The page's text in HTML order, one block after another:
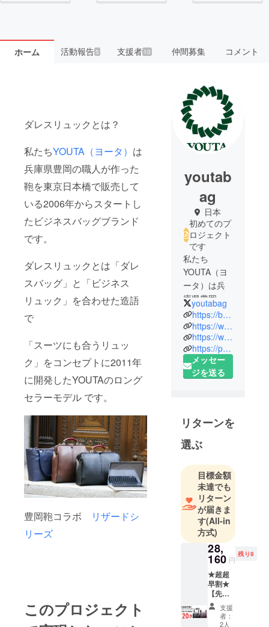
ホーム 活動報告5 支援者 10 仲間募集 コメント
ダレスリュックとは？
私たちYOUTA（ヨータ） は
兵庫県豊岡の職人が作った
鞄を東京日本橋で販売して
いる2006年からスタートし
たビジネスバッグブランド
です。
ダレスリュックとは「ダレ
スバッグ」と「ビジネス
リュック」を合わせた造語
で
「スーツにも合うリュッ
ク」をコンセプトに2011年
に開発したYOUTAのロング
セラーモデル です。
豊岡鞄コラボ
リザードシ
リーズ
このプロジェクト
youtab
ag
日本
初めてのプ
ロジェクト
です
私たち
YOUTA（ヨ
ータ）は兵
庫県豊岡の
職人が作っ
た鞄を東京
日本橋で販
売している
2006年から
スタートし
ンドです。
東京日本橋
から日本の
の良さを世
界へ発信
し、
日本のブラ
ンドが世界
のブランド
に通用する
未来を描い
ています。
youtabag
https://basicstyle.co.jp/
https://www.facebook.com/Youta%E6%97%A5%E6%9C%AC%E6%A9%8B%E6%9C%AC%E5%BA%97-%E8%B1%8A%E5%B2%A1%E8%A3%BD%E3%83%80%E3%83%AC%E3%82%B9%E3%83%90%E3%83%83%E3%82%B0-269688906406392/
https://www.instagram.com/youta_BAG/
https://page.line.me/266mchgw?openQrModal=true
メッセー
ジを送る
リターンを
選ぶ
目標金額
未達でも
リターン
が届きま
す(All-in
方式)
28,
160 円
残り8
★超超
早割★
【先着
10名
様】ラ
イトク
支援
者：
2人